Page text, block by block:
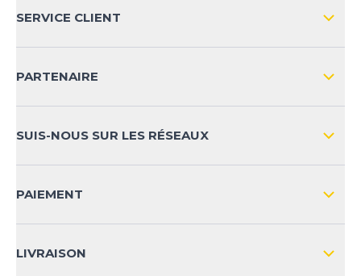
SERVICE CLIENT
CONTACT
SÉCURITÉ DES PRODUITS
PARTENAIRE
SUIS-NOUS SUR LES RÉSEAUX
PAIEMENT
LIVRAISON